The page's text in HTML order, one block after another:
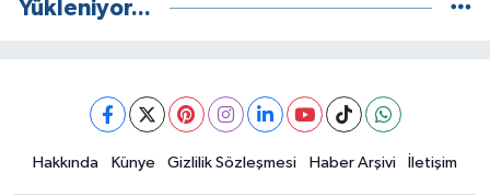
Yükleniyor...
Hakkında Künye Gizlilik Sözleşmesi Haber Arşivi İletişim